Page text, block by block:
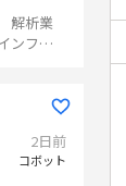
解析業
ンフォ
イオイ
囲：
2日前
コボット